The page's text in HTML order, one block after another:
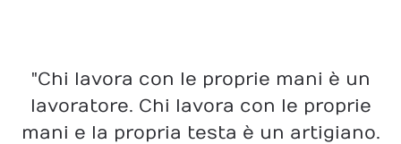
"Chi lavora con le proprie mani è un
lavoratore. Chi lavora con le proprie
mani e la propria testa è un artigiano.